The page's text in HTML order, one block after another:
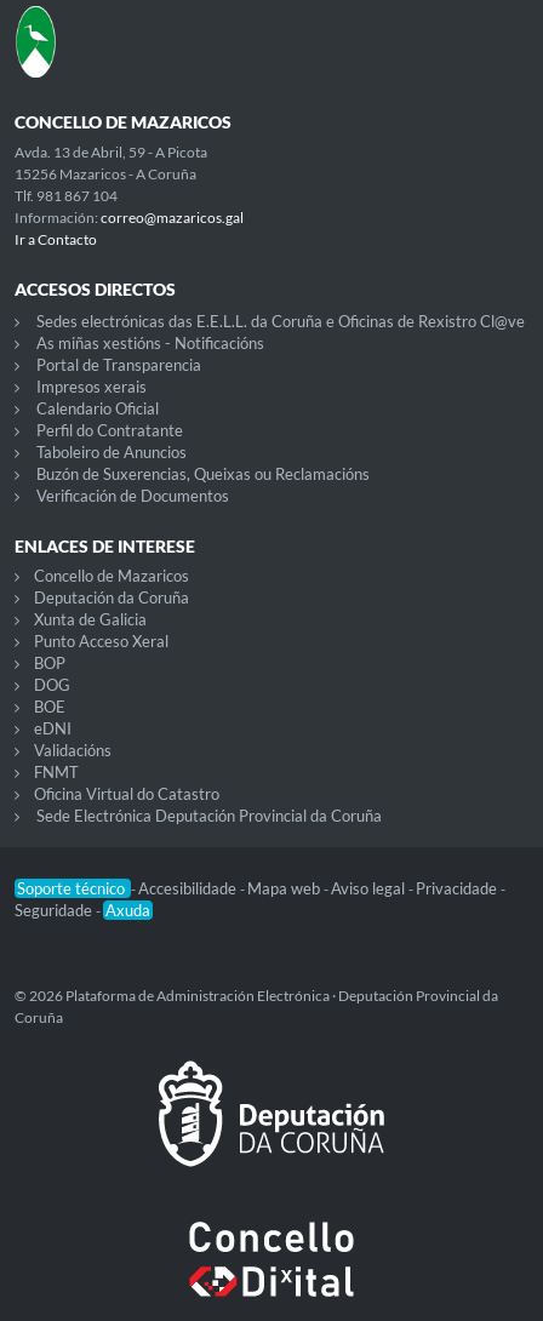
CONCELLO DE MAZARICOS
Avda. 13 de Abril, 59 - A Picota
15256 Mazaricos - A Coruña
Tlf. 981 867 104
Información: correo@mazaricos.gal
Ir a Contacto
ACCESOS DIRECTOS
Sedes electrónicas das E.E.L.L. da Coruña e Oficinas de Rexistro Cl@ve
As miñas xestións - Notificacións
Portal de Transparencia
Impresos xerais
Calendario Oficial
Perfil do Contratante
Taboleiro de Anuncios
Buzón de Suxerencias, Queixas ou Reclamacións
Verificación de Documentos
ENLACES DE INTERESE
Concello de Mazaricos
Deputación da Coruña
Xunta de Galicia
Punto Acceso Xeral
BOP
DOG
BOE
eDNI
Validacións
FNMT
Oficina Virtual do Catastro
Sede Electrónica Deputación Provincial da Coruña
Soporte técnico -Accesibilidade - Mapa web -Aviso legal - Privacidade -
Seguridade - Axuda
© 2026 Plataforma de Administración Electrónica · Deputación Provincial da
Coruña